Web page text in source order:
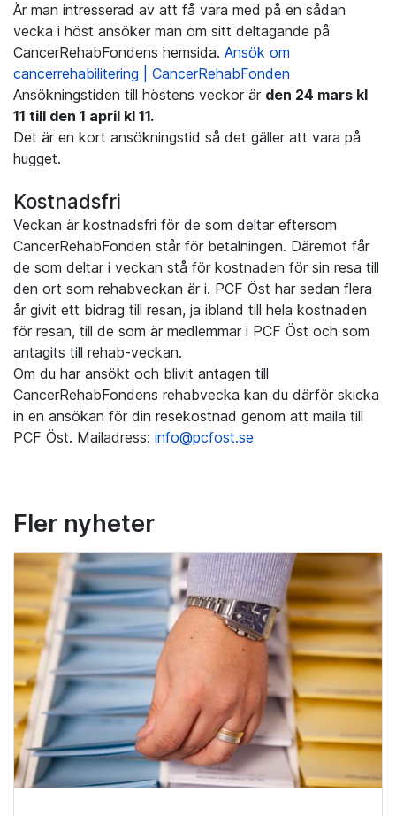
Är man intresserad av att få vara med på en sådan
vecka i höst ansöker man om sitt deltagande på
CancerRehabFondens hemsida. Ansök om
cancerrehabilitering | CancerRehabFonden
Ansökningstiden till höstens veckor är den 24 mars kl
11 till den 1 april kl 11.
Det är en kort ansökningstid så det gäller att vara på
hugget.
Kostnadsfri
Veckan är kostnadsfri för de som deltar eftersom
CancerRehabFonden står för betalningen. Däremot får
de som deltar i veckan stå för kostnaden för sin resa till
den ort som rehabveckan är i. PCF Öst har sedan flera
år givit ett bidrag till resan, ja ibland till hela kostnaden
för resan, till de som är medlemmar i PCF Öst och som
antagits till rehab-veckan.
Om du har ansökt och blivit antagen till
CancerRehabFondens rehabvecka kan du därför skicka
in en ansökan för din resekostnad genom att maila till
PCF Öst. Mailadress: info@pcfost.se
Fler nyheter